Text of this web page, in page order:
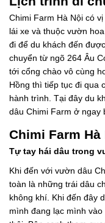
Chimi Farm Hà Nội có
lái xe và thuộc vườn
đi để du khách đến
chuyển từ ngõ 264 Âu
tới cổng chào vô cùng
Hồng thì tiếp tục đi qua
hành trình. Tại đây du
dâu Chimi Farm ở ngay
Chimi Farm
Tự tay hái dâu trong
Khi đến với vườn dâu
toàn là những trái dâu
không khí. Khi đến đây
mình đang lạc mình